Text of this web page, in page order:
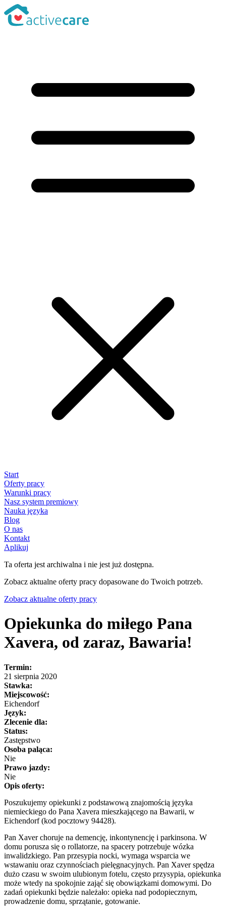
Start
Oferty pracy
Warunki pracy
Nasz system premiowy
Nauka języka
Blog
O nas
Kontakt
Aplikuj
Ta oferta jest archiwalna i nie jest już dostępna.
Zobacz aktualne oferty pracy dopasowane do Twoich potrzeb.
Zobacz aktualne oferty pracy
Opiekunka do miłego Pana
Xavera, od zaraz, Bawaria!
Termin:
21 sierpnia 2020
Stawka:
Miejscowość:
Eichendorf
Język:
Zlecenie dla:
Status:
Zastępstwo
Osoba paląca:
Nie
Prawo jazdy:
Nie
Opis oferty:
Poszukujemy opiekunki z podstawową znajomością języka
niemieckiego do Pana Xavera mieszkającego na Bawarii, w
Eichendorf (kod pocztowy 94428).
Pan Xaver choruje na demencję, inkontynencję i parkinsona. W
domu porusza się o rollatorze, na spacery potrzebuje wózka
inwalidzkiego. Pan przesypia nocki, wymaga wsparcia we
wstawaniu oraz czynnościach pielęgnacyjnych. Pan Xaver spędza
dużo czasu w swoim ulubionym fotelu, często przysypia, opiekunka
może wtedy na spokojnie zająć się obowiązkami domowymi. Do
zadań opiekunki będzie należało: opieka nad podopiecznym,
prowadzenie domu, sprzątanie, gotowanie.